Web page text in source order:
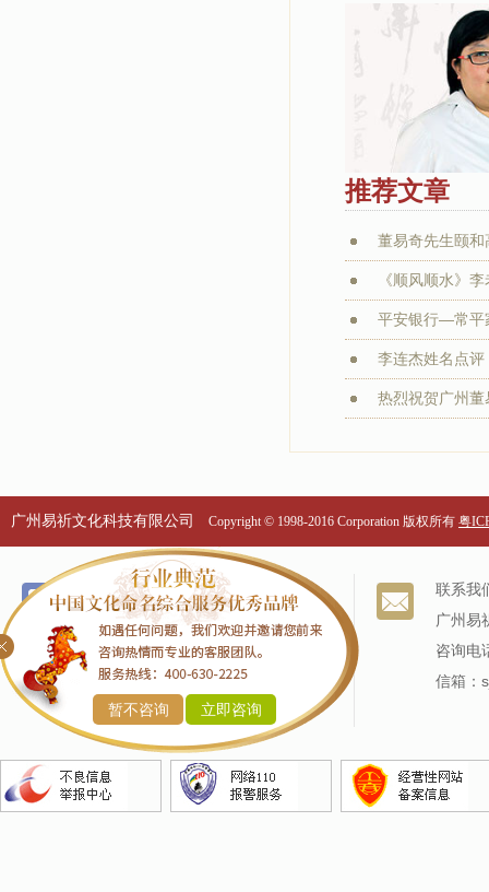
推荐文章
董易奇先生颐
《顺风顺水》
平安银行—常平
李连杰姓名点
热烈祝贺广州
广州易祈文化科技有限公司 Copyright © 1998-2016 Corporation 版权所有 粤
暂不咨询 立即咨询
个名服务
改名服务
商标命名
产品命名
企业命名
关于我们
我们的历史
专家阵容
联系我
广州易
咨询电
信箱：